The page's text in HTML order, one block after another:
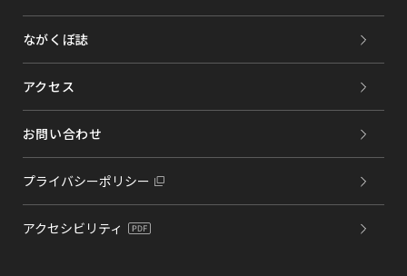
ながくぼ誌
アクセス
お問い合わせ
プライバシーポリシー
アクセシビリティ